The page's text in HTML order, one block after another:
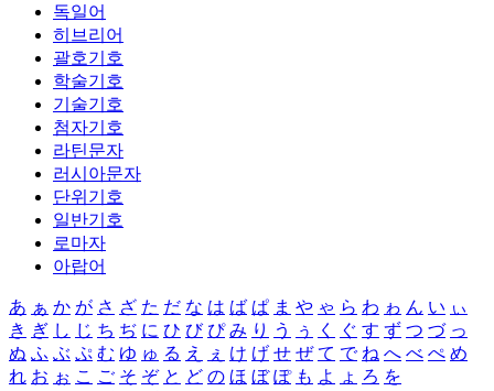
독일어
히브리어
괄호기호
학술기호
기술기호
첨자기호
라틴문자
러시아문자
단위기호
일반기호
로마자
아랍어
あ ぁ か が さ ざ た だ な は ば ぱ ま や ゃ ら わ ゎ ん い ぃ
き ぎ し じ ち ぢ に ひ び ぴ み り う ぅ く ぐ す ず つ づ っ
ぬ ふ ぶ ぷ む ゆ ゅ る え ぇ け げ せ ぜ て で ね へ べ ぺ め
れ お ぉ こ ご そ ぞ と ど の ほ ぼ ぽ も よ ょ ろ を